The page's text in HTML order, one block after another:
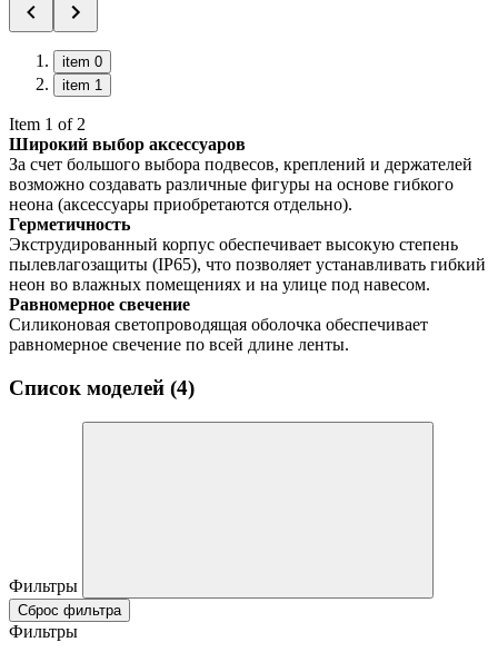
item 0
item 1
Item 1 of 2
Широкий выбор аксессуаров
За счет большого выбора подвесов, креплений и держателей
возможно создавать различные фигуры на основе гибкого
неона (аксессуары приобретаются отдельно).
Герметичность
Экструдированный корпус обеспечивает высокую степень
пылевлагозащиты (IP65), что позволяет устанавливать гибкий
неон во влажных помещениях и на улице под навесом.
Равномерное свечение
Силиконовая светопроводящая оболочка обеспечивает
равномерное свечение по всей длине ленты.
Список моделей (4)
Фильтры
Сброс фильтра
Фильтры